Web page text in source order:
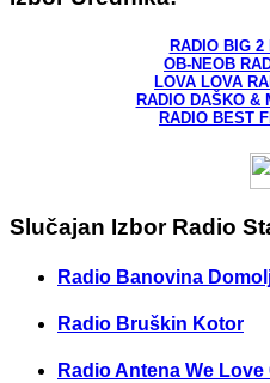
RADIO BIG
OB-NEOB
LOVA LOVA
RADIO DAŠKO &
RADIO BEST
Slučajan Izbor Radio
Radio Banovina
Radio Bruškin Kotor
Radio Antena We